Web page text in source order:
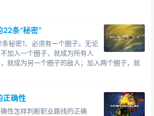
条“秘密”
秘密1、必须有一个圈子。无论
加入一个圈子，就成为所有人
就成为另一个圈子的敌人；加入两个圈子，就
正确性
性怎样判断职业路线的正确